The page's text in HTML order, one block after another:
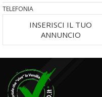
TELEFONIA
INSERISCI IL TUO
ANNUNCIO